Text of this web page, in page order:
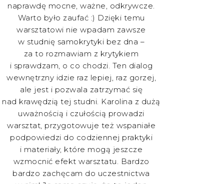
naprawdę mocne, ważne, odkrywcze.
Warto było zaufać :) Dzięki temu
warsztatowi nie wpadam zawsze
w studnię samokrytyki bez dna –
za to rozmawiam z krytykiem
i sprawdzam, o co chodzi. Ten dialog
wewnętrzny idzie raz lepiej, raz gorzej,
ale jest i pozwala zatrzymać się
nad krawędzią tej studni. Karolina z dużą
uważnością i czułością prowadzi
warsztat, przygotowuje też wspaniałe
podpowiedzi do codziennej praktyki
i materiały, które mogą jeszcze
wzmocnić efekt warsztatu. Bardzo
bardzo zachęcam do uczestnictwa